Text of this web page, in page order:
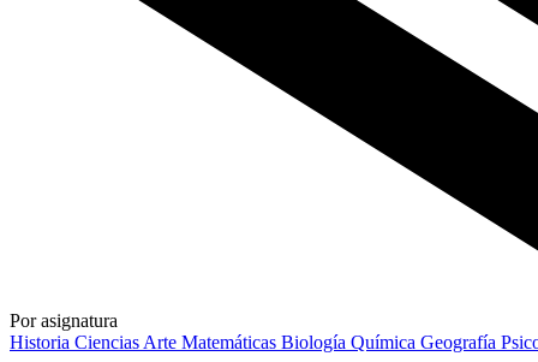
Por asignatura
Historia Ciencias Arte Matemáticas Biología Química Geografía